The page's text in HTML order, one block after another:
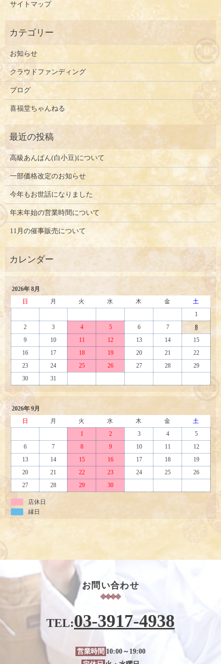
サイトマップ
お知らせ
クラウドファンディング
ブログ
喜福堂ちゃんねる
高級あんぱん(白小豆)について
一部価格改定のお知らせ
今年もお世話になりました
年末年始の営業時間について
11月の催事販売について
2026年 8月
日
月 火 水 木 金
土
1
2
3 4 5 6 7
8
9
10 11 12 13 14
15
16
17 18 19 20 21
22
23
24 25 26 27 28
29
30
31
2026年 9月
日
月 火 水 木 金
土
1
2 3 4
5
6
7 8 9 10 11
12
13
14 15 16 17 18
19
20
21 22 23 24 25
26
27
28 29 30
店休日
縁日
お問い合わせ
TEL:03-3917-4938
営業時間 10:00～19:00